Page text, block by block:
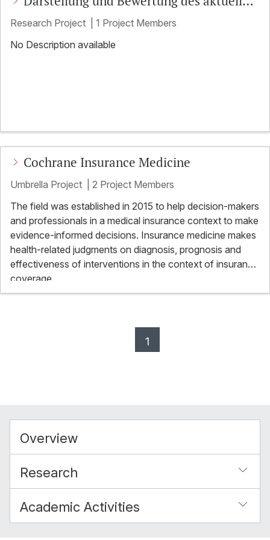
Wissenstandes zur Positronen-Emissions-
Tomographie (PET) und PET/CT bei Kopf-
Research Project
1 Project Members
No Description available
Cochrane Insurance Medicine
Umbrella Project
2 Project Members
The field was established in 2015 to help decision-makers
and professionals in a medical insurance context to make
evidence-informed decisions. Insurance medicine makes
health-related judgments on diagnosis, prognosis and
effectiveness of interventions in the context of insurance
coverage.
1
Overview
Research
Academic Activities